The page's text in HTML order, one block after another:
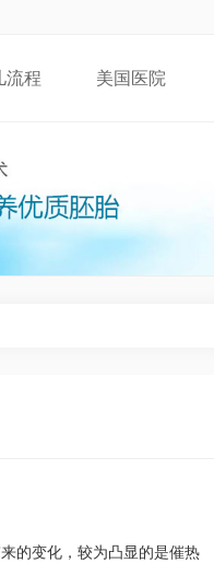
流程 美国医院
的变化，较为凸显的是催热